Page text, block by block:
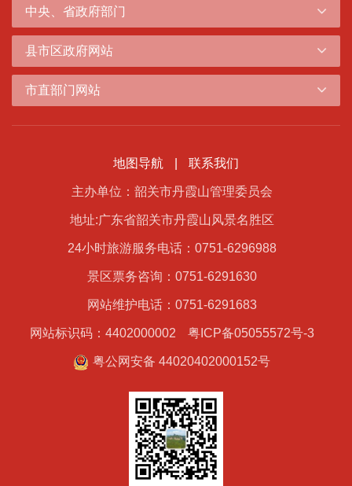
中央、省政府部门
县市区政府网站
市直部门网站
地图导航 联系我们
主办单位：韶关市丹霞山管理委员会
地址:广东省韶关市丹霞山风景名胜区
24小时旅游服务电话：0751-6296988
景区票务咨询：0751-6291630
网站维护电话：0751-6291683
网站标识码：4402000002 粤ICP备05055572号-3
粤公网安备 44020402000152号